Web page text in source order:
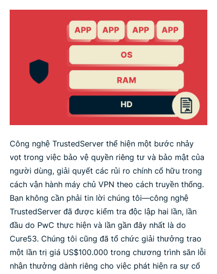
Công nghệ TrustedServer thể hiện một bước nhảy
vọt trong việc bảo vệ quyền riêng tư và bảo mật của
người dùng, giải quyết các rủi ro chính cố hữu trong
cách vận hành máy chủ VPN theo cách truyền thống.
Bạn không cần phải tin lời chúng tôi—công nghệ
TrustedServer đã được kiểm tra độc lập hai lần, lần
đầu do PwC thực hiện và lần gần đây nhất là do
Cure53. Chúng tôi cũng đã tổ chức giải thưởng trao
một lần trị giá US$100.000 trong chương trình săn lỗi
nhận thưởng dành riêng cho việc phát hiện ra sự cố